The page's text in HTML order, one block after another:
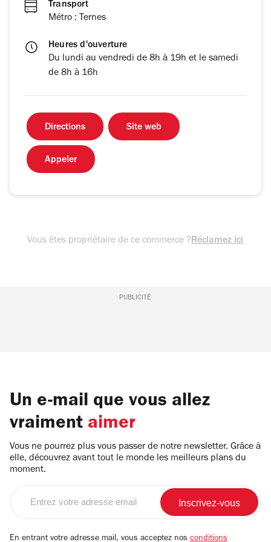
Transport
Métro : Ternes
Heures d'ouverture
Du lundi au vendredi de 8h à 19h et le samedi
de 8h à 16h
Directions Site web
Appeler
Vous êtes propriétaire de ce commerce ?Réclamez ici
PUBLICITÉ
Un e-mail que vous allez
vraiment aimer
Vous ne pourrez plus vous passer de notre newsletter. Grâce à
elle, découvrez avant tout le monde les meilleurs plans du
moment.
email
En entrant votre adresse mail, vous acceptez nos conditions